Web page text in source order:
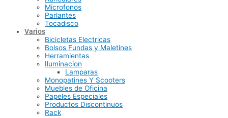
Microfonos
Parlantes
Tocadisco
Varios
Bicicletas Electricas
Bolsos Fundas y Maletines
Herramientas
Iluminacion
Lamparas
Monopatines Y Scooters
Muebles de Oficina
Papeles Especiales
Productos Discontinuos
Rack